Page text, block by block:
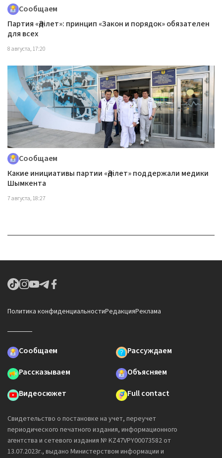
Сообщаем
Партия «Әділет»: принцип «Закон и порядок» обязателен
для всех
8 августа, 17:20
Сообщаем
Какие инициативы партии «Әділет» поддержали медики
Шымкента
7 августа, 18:27
Политика конфиденциальностиРедакцияРеклама
Сообщаем
Рассуждаем
Рассказываем
Объясняем
Видеосюжет
Full contact
Свидетельство о постановке на учет, переучет
периодического печатного издания, информационного
агентства и сетевого издания № KZ47VPY00073582 от
13.07.2023г., выдано Министерством информации и